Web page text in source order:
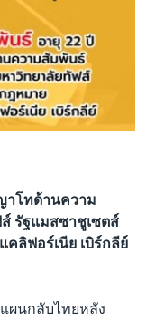
าโทด้านความ
รัฐแมสซาชูเซตส์
ลิฟอร์เนีย เบิร์กลีย์
ผนกลับไทยหลัง